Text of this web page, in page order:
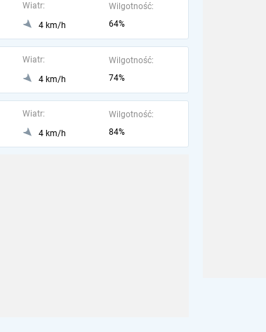
Wiatr:
4 km/h
Wilgotność:
64%
Wiatr:
4 km/h
Wilgotność:
74%
Wiatr:
4 km/h
Wilgotność:
84%